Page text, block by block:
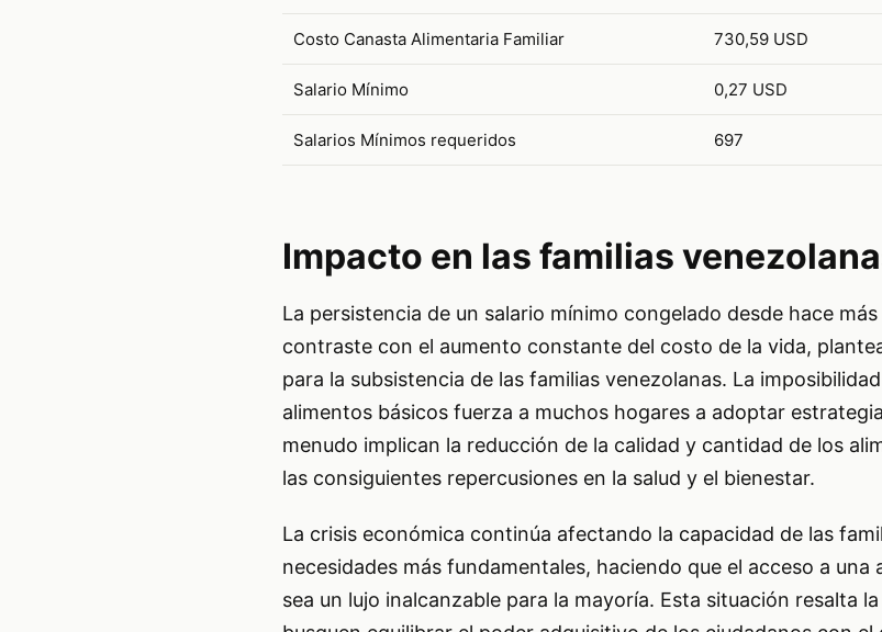
Costo Canasta Alimentaria Familiar 730,59 USD
Salario Mínimo 0,27 USD
Salarios Mínimos requeridos 697
Impacto en las familias
La persistencia de un salario mínimo congelado desde hace
contraste con el aumento constante del costo de la vida,
para la subsistencia de las familias venezolanas. La
alimentos básicos fuerza a muchos hogares a adoptar
menudo implican la reducción de la calidad y cantidad de los
las consiguientes repercusiones en la salud y el bienestar.
La crisis económica continúa afectando la capacidad de las
necesidades más fundamentales, haciendo que el acceso a una
sea un lujo inalcanzable para la mayoría. Esta situación resalta